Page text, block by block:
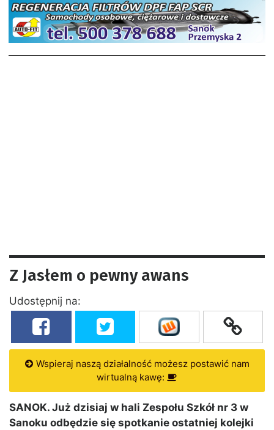
Z Jasłem o pewny awans
Udostępnij na:
Wspieraj naszą działalność możesz postawić nam
wirtualną kawę:
SANOK. Już dzisiaj w hali Zespołu Szkół nr 3 w
Sanoku odbędzie się spotkanie ostatniej kolejki